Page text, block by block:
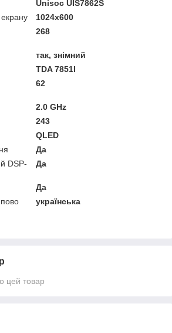
Unisoc UIS7862S
екрану
1024х600
268
так, знімний
TDA 7851l
62
2.0 GHz
243
QLED
Да
DSP-
Да
Да
українська
цей товар